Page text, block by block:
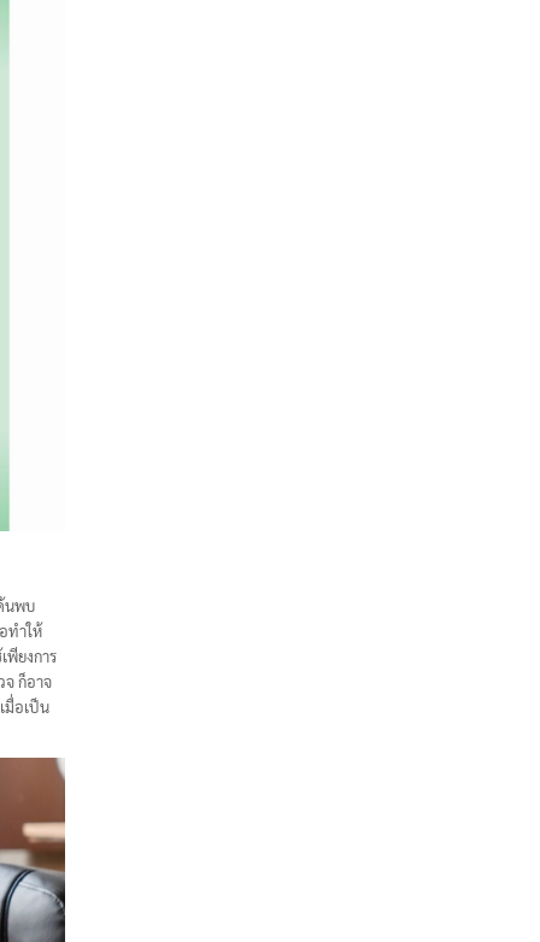
นพบ
ทำให้
พียงการ
จ ก็อาจ
มื่อเป็น